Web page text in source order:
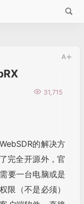
31,715
的解决方
完全开源外，官
要一台电脑或是
限（不是必须）